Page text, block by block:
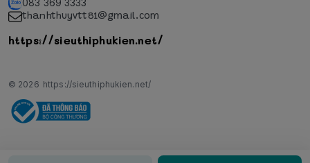
083 369 3333
thanhthuyvtt81@gmail.com
https://sieuthiphukien.net/
© 2026 https://sieuthiphukien.net/